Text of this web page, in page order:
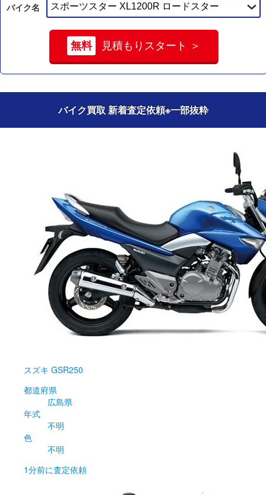
バイク名
無料 見積もりスタート ＞
バイク買取 新着査定依頼※一部抜粋
スズキ GSR250
都道府県
広島県
年式
不明
色
不明
1分前に査定依頼